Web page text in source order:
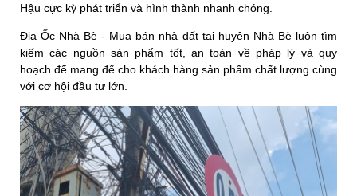
Hậu cực kỳ phát triển và hình thành nhanh chóng.
Địa Ốc Nhà Bè - Mua bán nhà đất tại huyện Nhà Bè luôn tìm
kiếm các nguồn sản phẩm tốt, an toàn về pháp lý và quy
hoạch để mang đế cho khách hàng sản phẩm chất lượng cùng
với cơ hội đầu tư lớn.